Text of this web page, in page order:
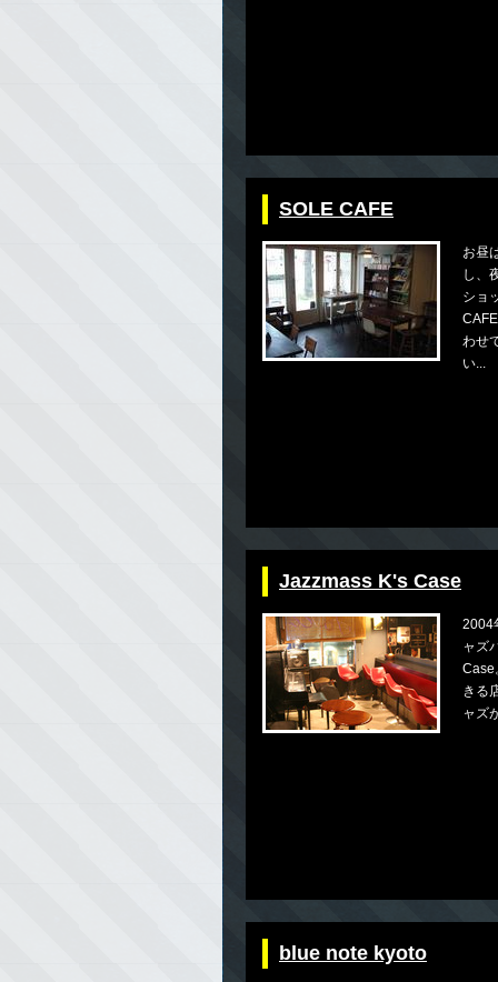
SOLE CAFE
お昼
し、
ショ
わせ
い...
Jazzmass K's Case
2004
ャズ
Case
きる
ャズ
blue note kyoto